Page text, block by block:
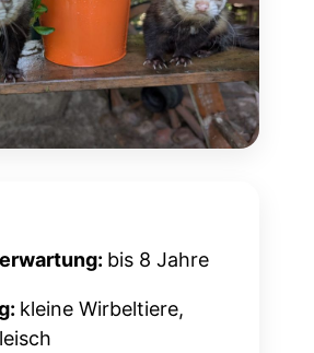
bis 8 Jahre
kleine Wirbeltiere,